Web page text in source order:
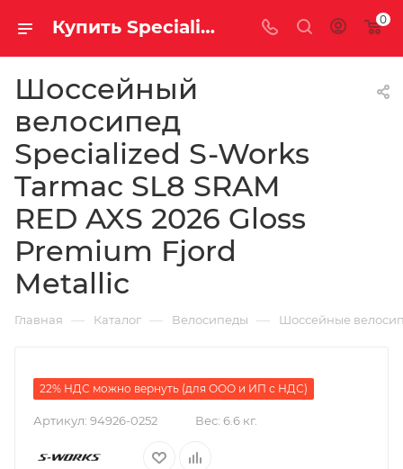
Купить Specialized S-Works Tarmac SL8 SRAM RED AXS 2026 Gloss Premium Fjord Metallic на за 1485000.00000000 руб. в Саратове и Энгельсе в рассрочку или кредит выгодно 0
Шоссейный
велосипед
Specialized S-Works
Tarmac SL8 SRAM
RED AXS 2026 Gloss
Premium Fjord
Metallic
Главная — Каталог — Велосипеды — Шоссейные
22% НДС можно вернуть (для ООО и ИП с НДС)
Артикул: 94926-0252 Вес: 6.6 кг.